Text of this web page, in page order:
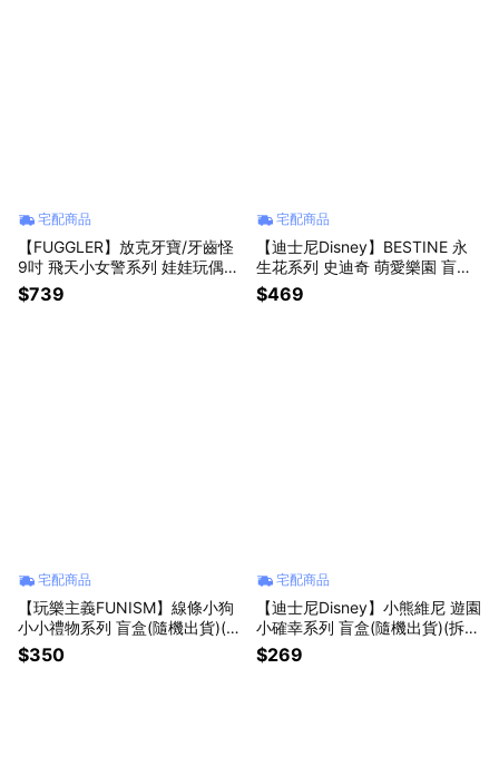
宅配商品
【FUGGLER】放克牙寶/牙齒怪
9吋 飛天小女警系列 娃娃玩偶
(隨機出貨)【墊腳石】花花 泡泡
毛毛 魔人啾啾
$739
宅配商品
【迪士尼Disney】BESTINE 永
生花系列 史迪奇 萌愛樂園 盲盒
(隨機出貨)(拆封不退)【墊腳石】
$469
宅配商品
【玩樂主義FUNISM】線條小狗
小小禮物系列 盲盒(隨機出貨)(拆
封不退)【墊腳石】公仔 盒玩 擺
飾
$350
宅配商品
【迪士尼Disney】小熊維尼 遊園
小確幸系列 盲盒(隨機出貨)(拆封
不退)【墊腳石】
$269